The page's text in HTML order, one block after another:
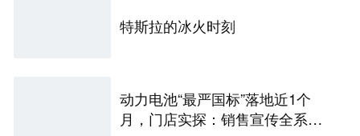
特斯拉的冰火时刻
动力电池“最严国标”落地近1个
月，门店实探：销售宣传全系达